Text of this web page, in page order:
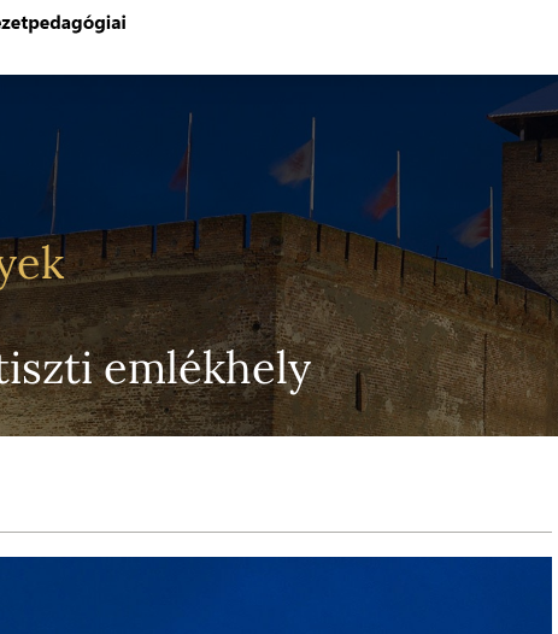
emlékhely